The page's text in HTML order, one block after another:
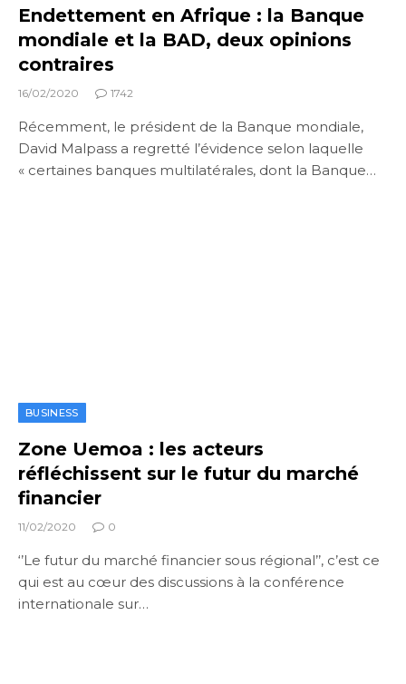
Endettement en Afrique : la Banque
mondiale et la BAD, deux opinions
contraires
16/02/2020 1742
Récemment, le président de la Banque mondiale,
David Malpass a regretté l’évidence selon laquelle
« certaines banques multilatérales, dont la Banque…
BUSINESS
Zone Uemoa : les acteurs
réfléchissent sur le futur du marché
financier
11/02/2020 0
‘’Le futur du marché financier sous régional’’, c’est ce
qui est au cœur des discussions à la conférence
internationale sur…